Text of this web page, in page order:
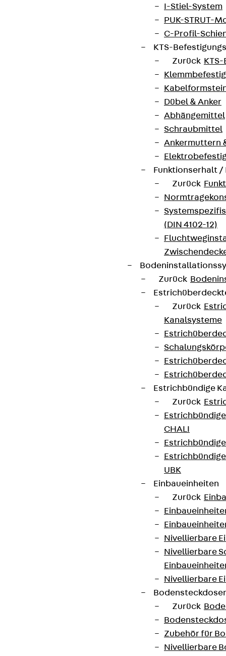
I-Stiel-System
PUK-STRUT-
C-Profil-
KTS-
Zurück
Dübel & Anker
Abhängemittel
Schraubmittel
Ankermuttern
Funktionserhalt
Zurück
(DIN 4102-12)
Zurück
Zurück
Kanalsysteme
Estrichbündige
Zurück
CHALI
UBK
Einbaueinheiten
Zurück
Nivellierbare
Nivellierbare
Nivellierbare
Zurück
Zubehör für
Nivellierbare